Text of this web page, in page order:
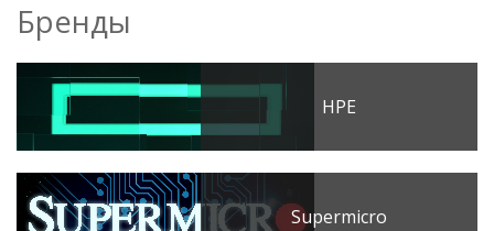
Бренды
HPE
Supermicro